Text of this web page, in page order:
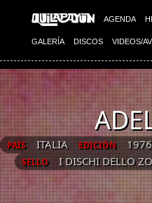
AGENDA
GALERÍA DISCOS VIDEOS/AV
PAÍS ITALIA EDICIÓN 1976
SELLO
I DISCHI DELLO